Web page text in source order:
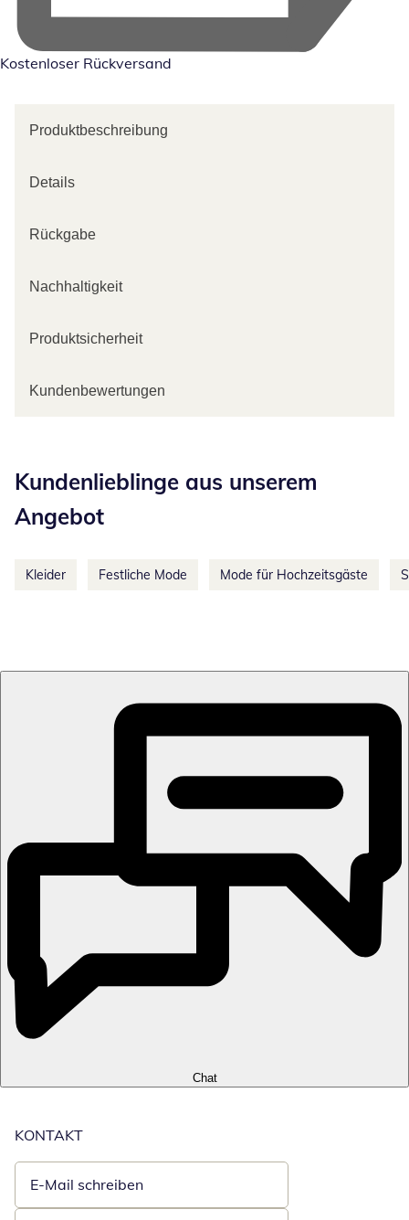
Kostenloser Rückversand
Produktbeschreibung
Details
Rückgabe
Nachhaltigkeit
Produktsicherheit
Kundenbewertungen
Kundenlieblinge aus unserem
Angebot
Kleider Festliche Mode Mode für Hochzeitsgäste
Chat
KONTAKT
E-Mail schreiben
Öffnet E-Mail-Client